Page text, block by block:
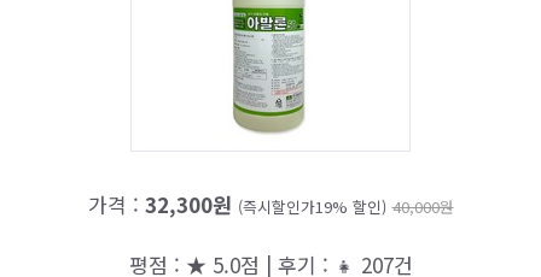
가격 : 32,300원 (즉시할인가19% 할인) 40,000원
평점 : ★ 5.0점 | 후기 : 👧 207건